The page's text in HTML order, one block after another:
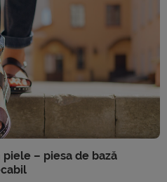
– piesa de bază